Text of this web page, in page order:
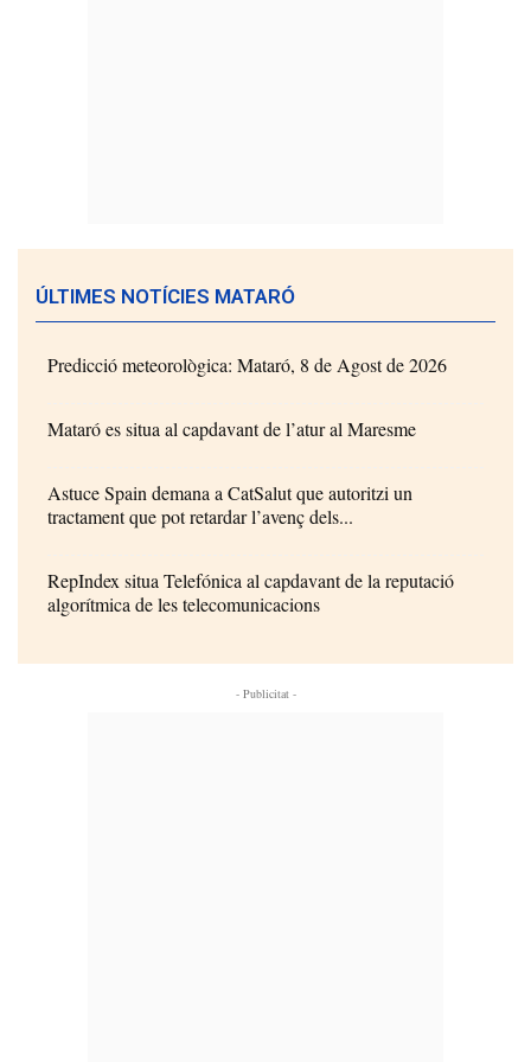
ÚLTIMES NOTÍCIES MATARÓ
Predicció meteorològica: Mataró, 8 de Agost de 2026
Mataró es situa al capdavant de l’atur al Maresme
Astuce Spain demana a CatSalut que autoritzi un
tractament que pot retardar l’avenç dels...
RepIndex situa Telefónica al capdavant de la reputació
algorítmica de les telecomunicacions
- Publicitat -